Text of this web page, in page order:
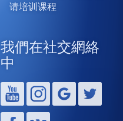
请培训课程
我們在社交網絡
中